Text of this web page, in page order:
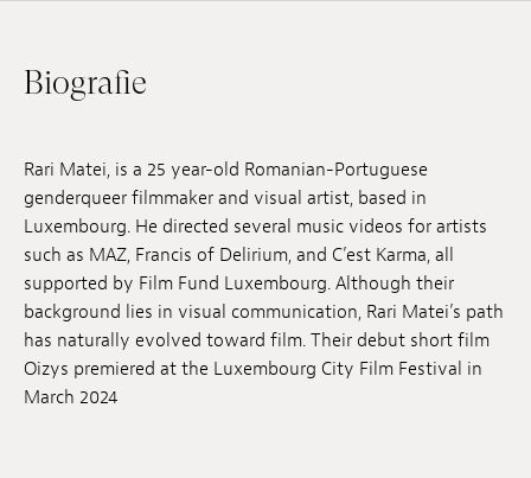
DE
Einreichungen
Archives
Herunterladen
Biografie
Rari Matei, is a 25 year-old Romanian-Portuguese
genderqueer filmmaker and visual artist, based in
Luxembourg. He directed several music videos for artists
such as MAZ, Francis of Delirium, and C’est Karma, all
supported by Film Fund Luxembourg. Although their
background lies in visual communication, Rari Matei’s path
has naturally evolved toward film. Their debut short film
Oizys premiered at the Luxembourg City Film Festival in
March 2024